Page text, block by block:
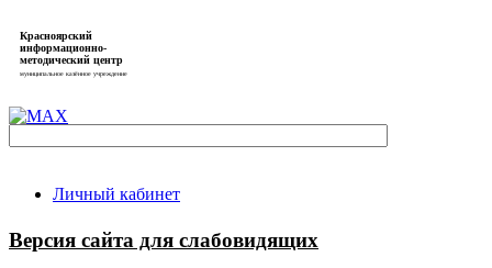
Красноярский
информационно-
методический центр
муниципальное казённое учреждение
Личный кабинет
Версия сайта для слабовидящих